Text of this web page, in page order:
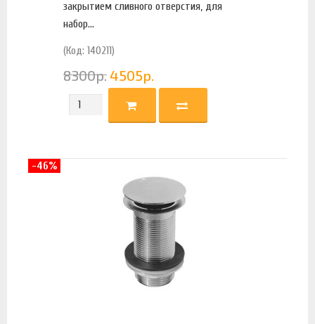
закрытием сливного отверстия, для
набор...
(Код: 140211)
8300р.4505р.
-46%